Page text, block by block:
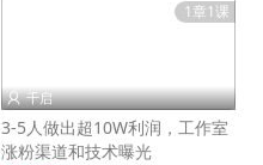
1章1课
 千启
3-5人做出超10W利润，工作室
涨粉渠道和技术曝光